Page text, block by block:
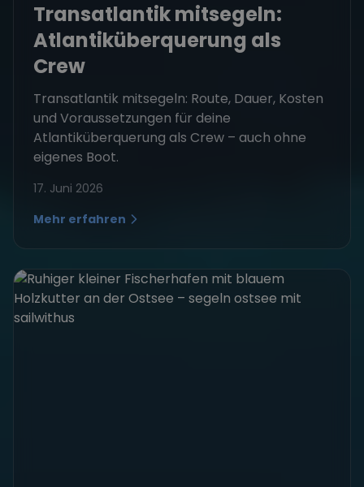
Transatlantik mitsegeln:
Atlantiküberquerung als
Crew
Transatlantik mitsegeln: Route, Dauer, Kosten
und Voraussetzungen für deine
Atlantiküberquerung als Crew – auch ohne
eigenes Boot.
17. Juni 2026
Mehr erfahren